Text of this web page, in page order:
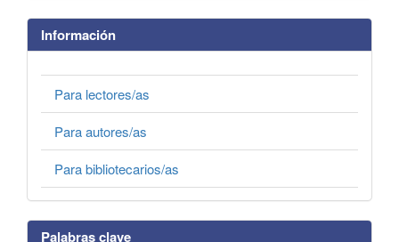
Información
Para lectores/as
Para autores/as
Para bibliotecarios/as
Palabras clave